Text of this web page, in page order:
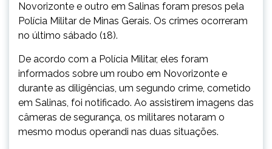
Novorizonte e outro em Salinas foram presos pela
Polícia Militar de Minas Gerais. Os crimes ocorreram
no último sábado (18).
De acordo com a Polícia Militar, eles foram
informados sobre um roubo em Novorizonte e
durante as diligências, um segundo crime, cometido
em Salinas, foi notificado. Ao assistirem imagens das
câmeras de segurança, os militares notaram o
mesmo modus operandi nas duas situações.